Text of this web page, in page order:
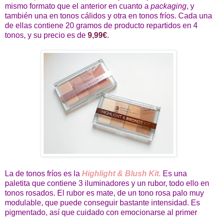
mismo formato que el anterior en cuanto a packaging, y
también una en tonos cálidos y otra en tonos fríos. Cada una
de ellas contiene 20 gramos de producto repartidos en 4
tonos, y su precio es de 9,99€.
La de tonos fríos es la Highlight & Blush Kit. Es una
paletita que contiene 3 iluminadores y un rubor, todo ello en
tonos rosados. El rubor es mate, de un tono rosa palo muy
modulable, que puede conseguir bastante intensidad. Es
pigmentado, así que cuidado con emocionarse al primer